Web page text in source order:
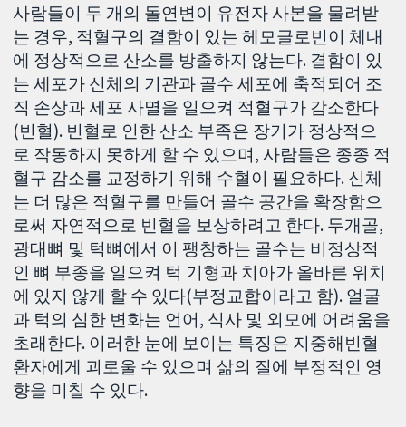
사람들이 두 개의 돌연변이 유전자 사본을 물려받
는 경우, 적혈구의 결함이 있는 헤모글로빈이 체내
에 정상적으로 산소를 방출하지 않는다. 결함이 있
는 세포가 신체의 기관과 골수 세포에 축적되어 조
직 손상과 세포 사멸을 일으켜 적혈구가 감소한다
(빈혈). 빈혈로 인한 산소 부족은 장기가 정상적으
로 작동하지 못하게 할 수 있으며, 사람들은 종종 적
혈구 감소를 교정하기 위해 수혈이 필요하다. 신체
는 더 많은 적혈구를 만들어 골수 공간을 확장함으
로써 자연적으로 빈혈을 보상하려고 한다. 두개골,
광대뼈 및 턱뼈에서 이 팽창하는 골수는 비정상적
인 뼈 부종을 일으켜 턱 기형과 치아가 올바른 위치
에 있지 않게 할 수 있다(부정교합이라고 함). 얼굴
과 턱의 심한 변화는 언어, 식사 및 외모에 어려움을
초래한다. 이러한 눈에 보이는 특징은 지중해빈혈
환자에게 괴로울 수 있으며 삶의 질에 부정적인 영
향을 미칠 수 있다.